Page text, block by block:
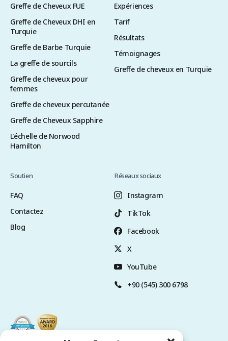
Greffe de Cheveux FUE
Greffe de Cheveux DHI en
Turquie
Greffe de Barbe Turquie
La greffe de sourcils
Greffe de cheveux pour
femmes
Greffe de cheveux percutanée
Greffe de Cheveux Sapphire
L’échelle de Norwood
Hamilton
Expériences
Tarif
Résultats
Témoignages
Greffe de cheveux en Turquie
Soutien
FAQ
Contactez
Blog
Réseaux sociaux
Instagram
TikTok
Facebook
X
YouTube
+90 (545) 300 6798